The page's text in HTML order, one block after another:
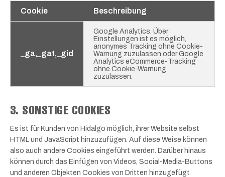
Cookie Beschreibung
_ga,_gat,_gid
Google Analytics. Über
Einstellungen ist es möglich,
anonymes Tracking ohne Cookie-
Warnung zuzulassen oder Google
Analytics eCommerce-Tracking
ohne Cookie-Warnung
zuzulassen.
3. SONSTIGE COOKIES
Es ist für Kunden von Hidalgo möglich, ihrer Website selbst
HTML und JavaScript hinzuzufügen. Auf diese Weise können
also auch andere Cookies eingeführt werden. Darüber hinaus
können durch das Einfügen von Videos, Social-Media-Buttons
und anderen Objekten Cookies von Dritten hinzugefügt